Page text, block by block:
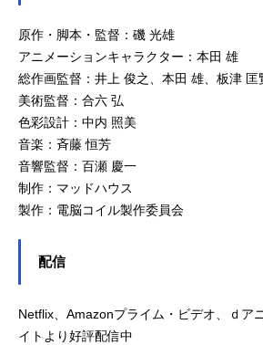
原作・脚本・監督：磯 光雄
アニメーションキャラクター：本田 雄
総作画監督：井上 俊之、本田 雄、板津 匡
美術監督：合六 弘
色彩設計：中内 照美
音楽：斉藤 恒芳
音響監督：百瀬 慶一
制作：マッドハウス
製作：電脳コイル製作委員会
配信
Netflix、Amazonプライム・ビデオ、ｄア
イトより好評配信中